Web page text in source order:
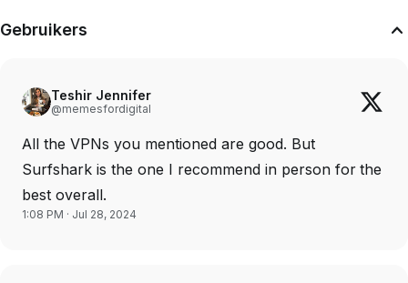
Gebruikers
Teshir Jennifer
@memesfordigital
All the VPNs you mentioned are good. But
Surfshark is the one I recommend in person for the
best overall.
1:08 PM · Jul 28, 2024